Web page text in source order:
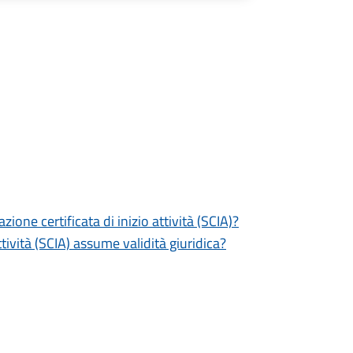
certificata di inizio attività (SCIA)?
(SCIA) assume validità giuridica?